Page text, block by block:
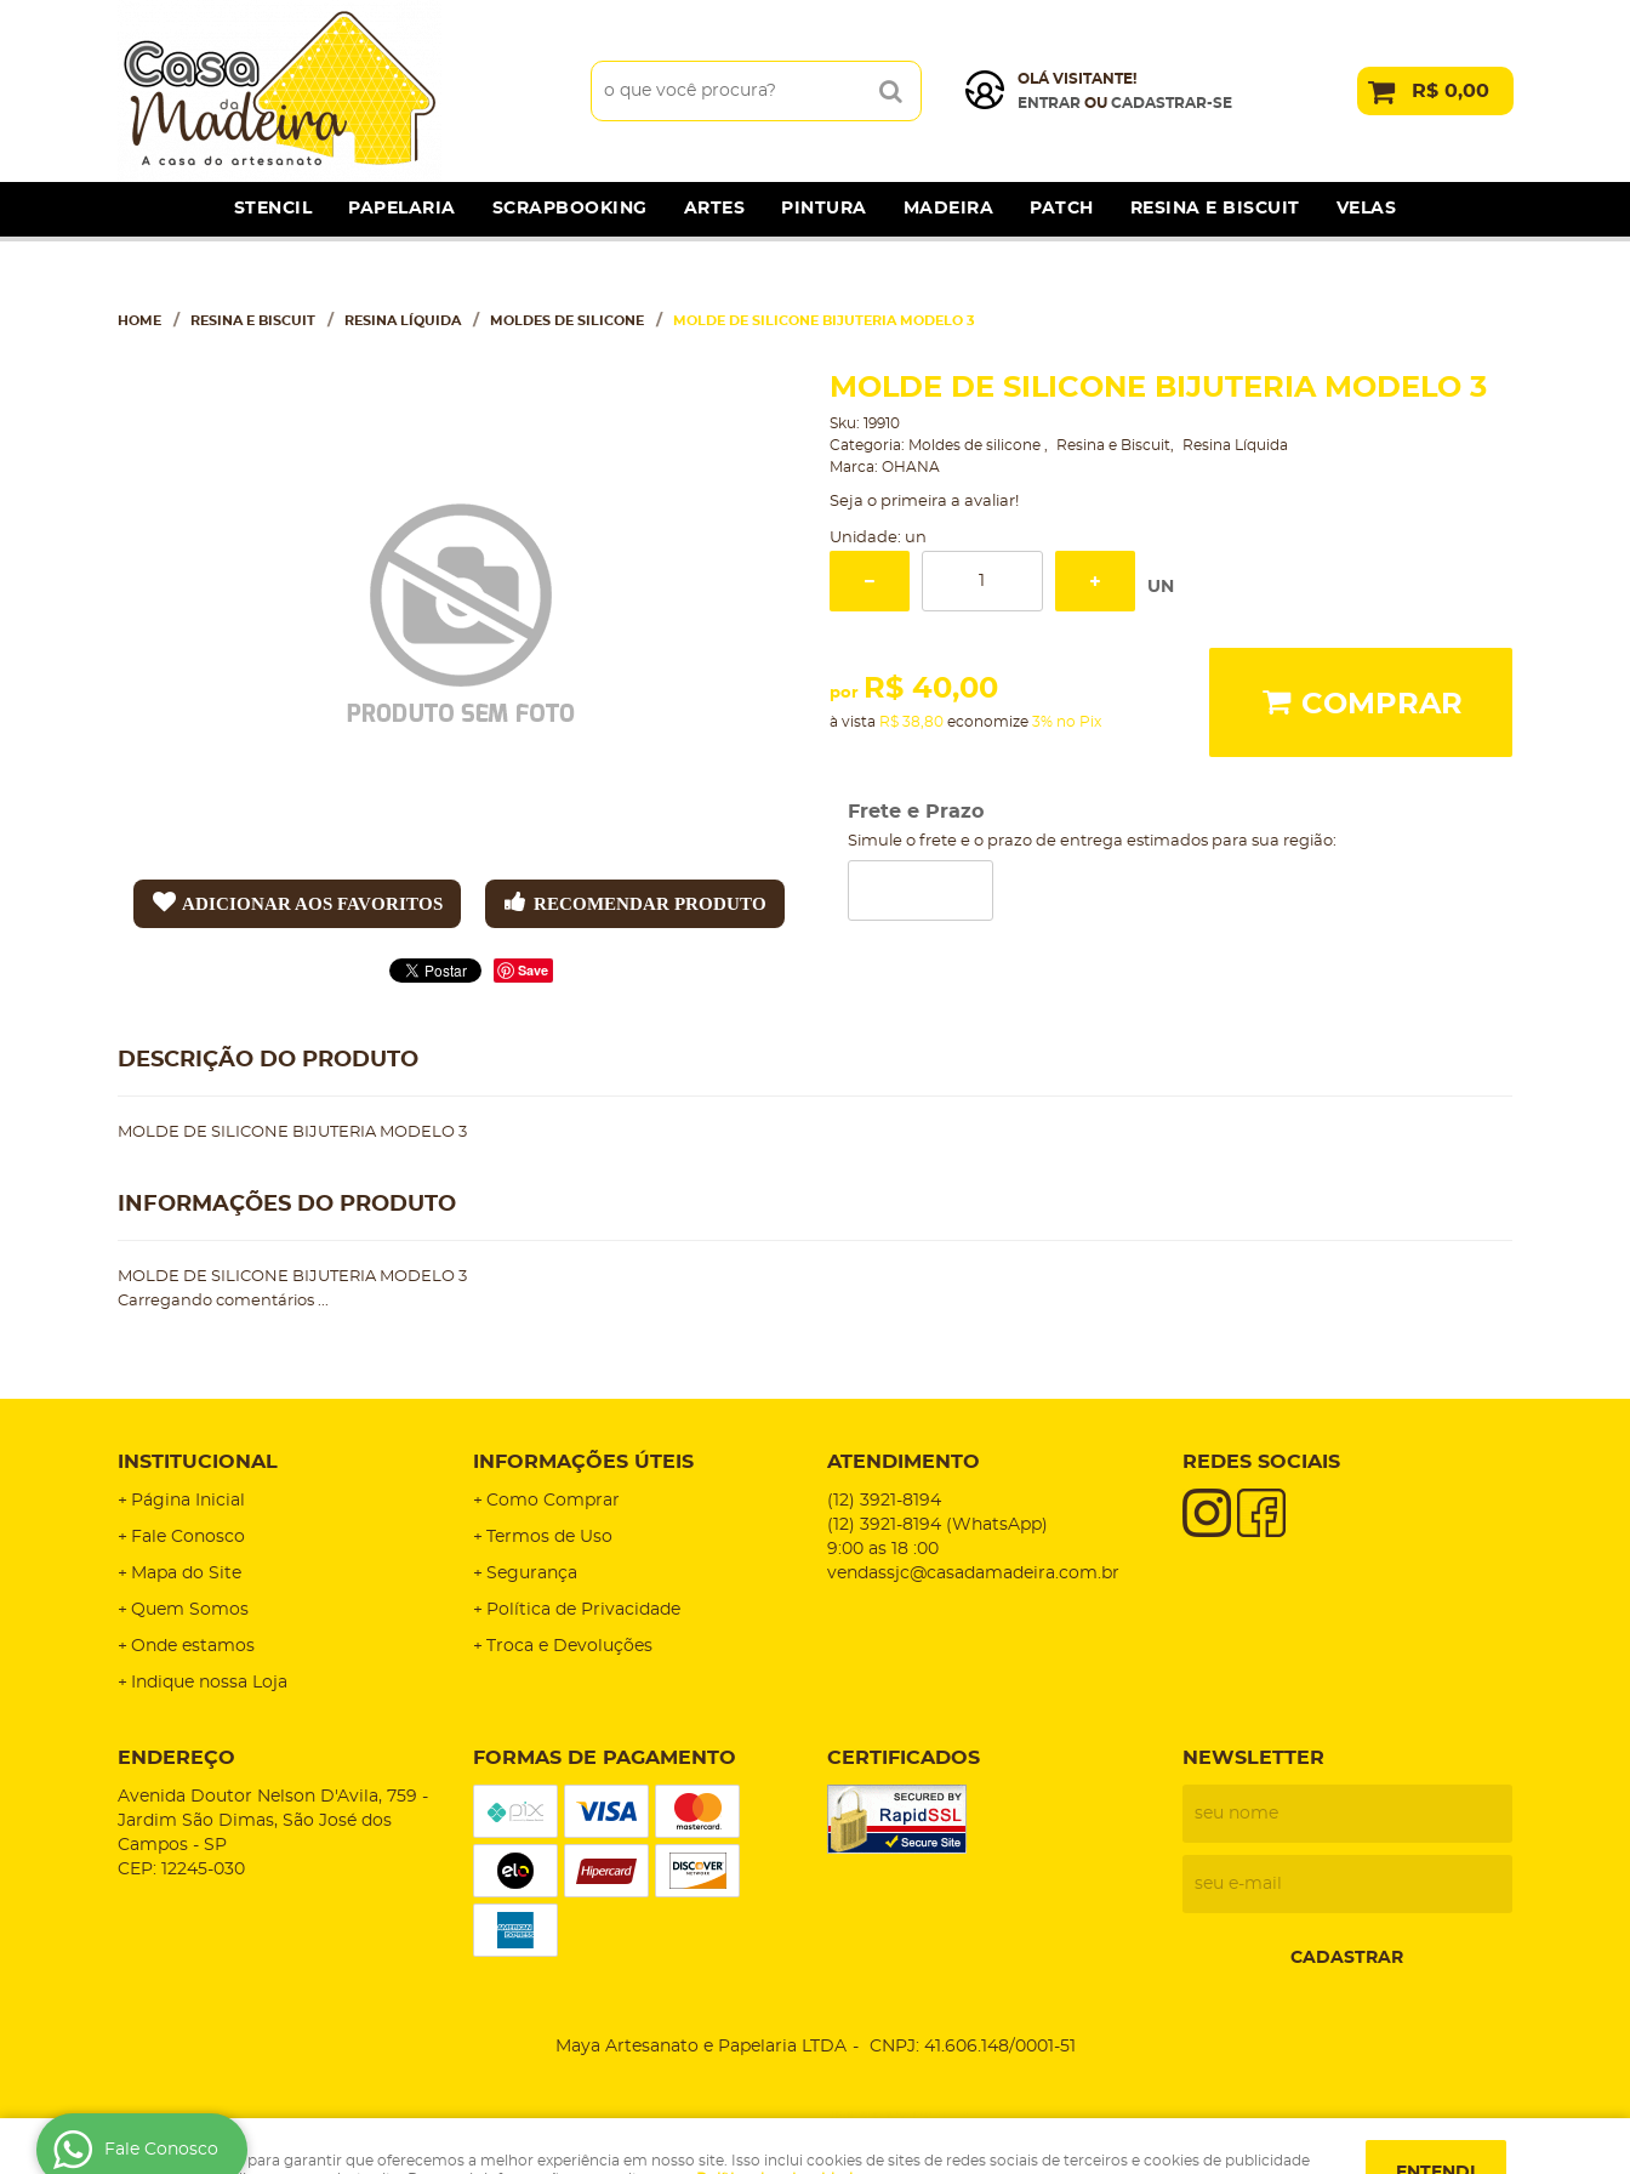
OLÁ VISITANTE!
ENTRAROU CADASTRAR-SE
R$ 0,00
STENCIL PAPELARIA SCRAPBOOKING ARTES PINTURA MADEIRA PATCH RESINA E BISCUIT VELAS
HOME RESINA E BISCUIT RESINA LÍQUIDA MOLDES DE SILICONE MOLDE DE SILICONE BIJUTERIA MODELO 3
ADICIONAR AOS FAVORITOS RECOMENDAR PRODUTO
Save
MOLDE DE SILICONE BIJUTERIA MODELO 3
Sku: 19910
Categoria: Moldes de silicone Resina e Biscuit
Resina Líquida
Marca: OHANA
Seja o primeira a avaliar!
Unidade: un
UN
por R$ 40,00
à vista R$ 38,80economize 3% no Pix
COMPRAR
Frete e Prazo
Simule o frete e o prazo de entrega estimados para sua região:
DESCRIÇÃO DO PRODUTO
MOLDE DE SILICONE BIJUTERIA MODELO 3
INFORMAÇÕES DO PRODUTO
MOLDE DE SILICONE BIJUTERIA MODELO 3
Carregando comentários ...
INSTITUCIONAL
Página Inicial
Fale Conosco
Mapa do Site
Quem Somos
Onde estamos
Indique nossa Loja
INFORMAÇÕES ÚTEIS
Como Comprar
Termos de Uso
Segurança
Política de Privacidade
Troca e Devoluções
ATENDIMENTO
(12) 3921-8194
(12) 3921-8194 (WhatsApp)
9:00 as 18 :00
vendassjc@casadamadeira.com.br
REDES SOCIAIS
ENDEREÇO
Avenida Doutor Nelson D'Avila, 759 -
Jardim São Dimas, São José dos
Campos - SP
CEP: 12245-030
FORMAS DE PAGAMENTO CERTIFICADOS NEWSLETTER
CADASTRAR
Maya Artesanato e Papelaria LTDA CNPJ: 41.606.148/0001-51
LOJA VIRTUAL CRIADA POR
Usamos cookies para garantir que oferecemos a melhor experiência em nosso site. Isso inclui cookies de sites de redes sociais de terceiros e cookies de publicidade
Fale Conosco